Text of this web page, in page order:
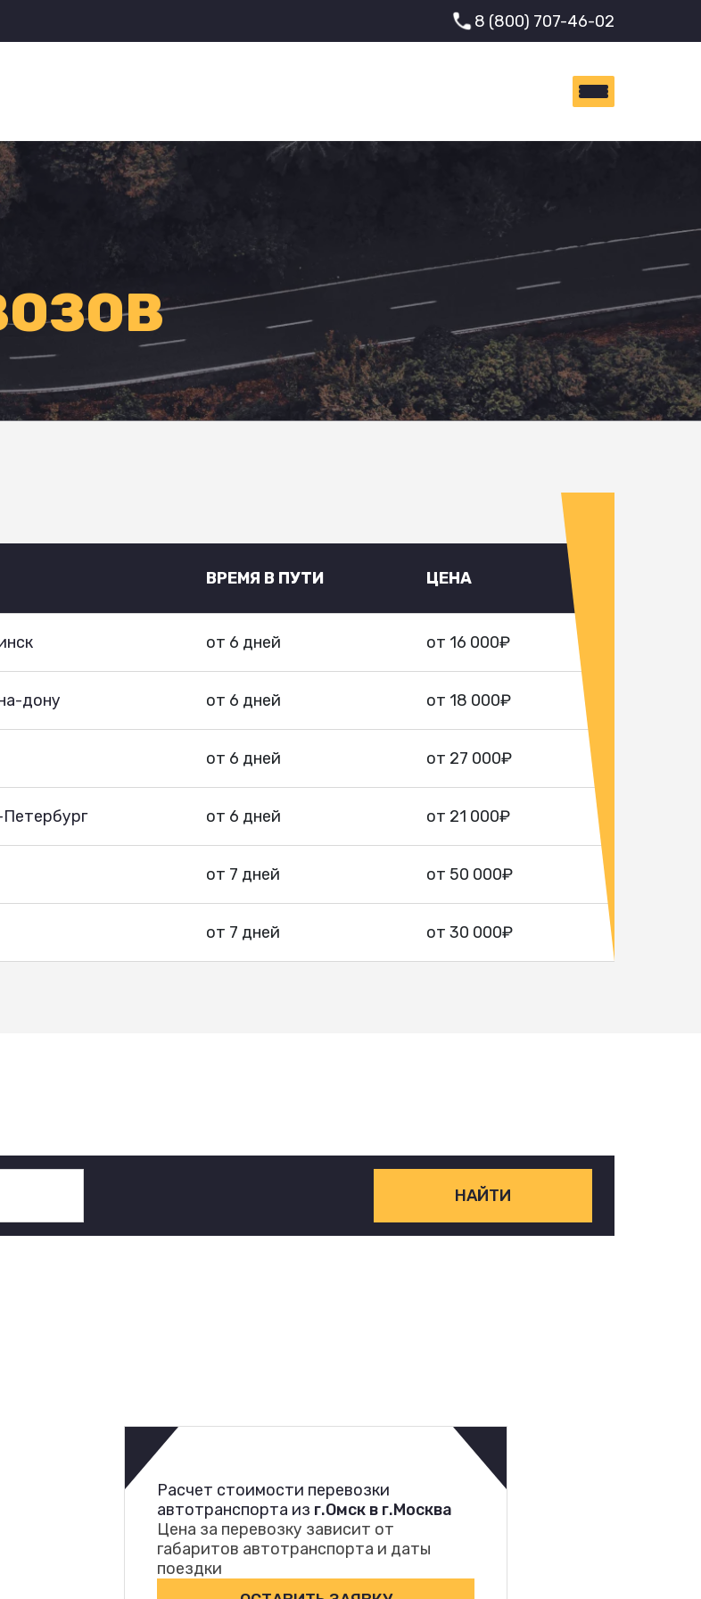
8 (800) 707-46-02
ВРЕМЯ В ПУТИ ЦЕНА
от 6 дней от 16 000₽
дону от 6 дней от 18 000₽
от 6 дней от 27 000₽
от 6 дней от 21 000₽
от 7 дней от 50 000₽
от 7 дней от 30 000₽
НАЙТИ
Расчет стоимости перевозки
автотранспорта из г.Омск в г.Москва
Цена за перевозку зависит от
габаритов автотранспорта и даты
поездки